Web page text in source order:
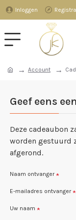
Inloggen
Account
Geef eens
Deze cadeaubon
worden gestuurd
afgerond.
Naam ontvanger
E-mailadres ontvanger
Uw naam